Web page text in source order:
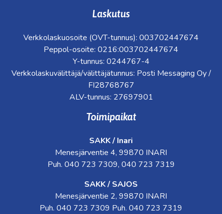
Laskutus
Verkkolaskuosoite (OVT-tunnus): 003702447674
Peppol-osoite: 0216:003702447674
Y-tunnus: 0244767-4
Verkkolaskuvälittäjä/välittäjätunnus: Posti Messaging Oy /
FI28768767
ALV-tunnus: 27697901
Toimipaikat
SAKK / Inari
Menesjärventie 4, 99870 INARI
Puh. 040 723 7309, 040 723 7319
SAKK / SAJOS
Menesjärventie 2, 99870 INARI
Puh. 040 723 7309 Puh. 040 723 7319